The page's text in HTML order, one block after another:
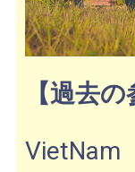
【過去
VietNam